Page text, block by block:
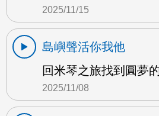
2025/11/15
島嶼聲活你我他
回米琴之旅找到圓夢
2025/11/08